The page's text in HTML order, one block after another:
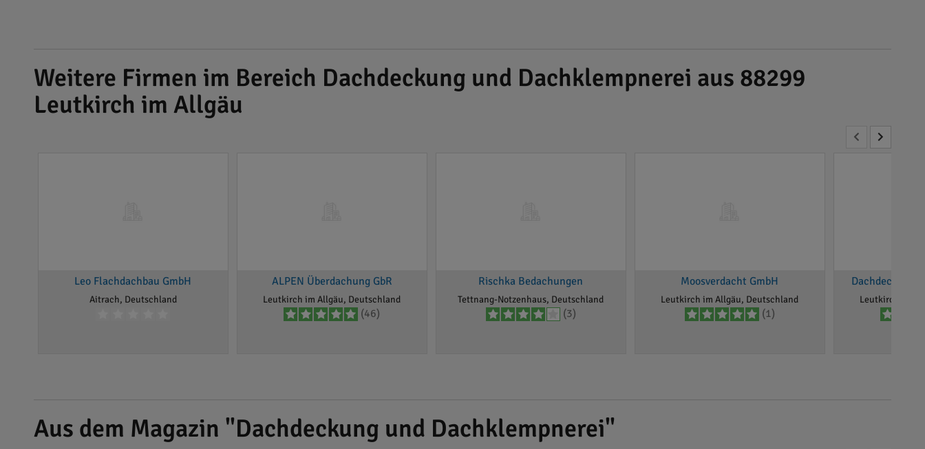
Weitere Firmen im Bereich Dachdeckung und Dachklempnerei aus 88299
Leutkirch im Allgäu
Leo Flachdachbau GmbH
Aitrach, Deutschland
ALPEN Überdachung GbR
Leutkirch im Allgäu, Deutschland
(46)
Rischka Bedachungen
Tettnang-Notzenhaus, Deutschland
(3)
Moosverdacht GmbH
Leutkirch im Allgäu, Deutschland
(1)
Leutkirch im
Aus dem Magazin "Dachdeckung und Dachklempnerei"